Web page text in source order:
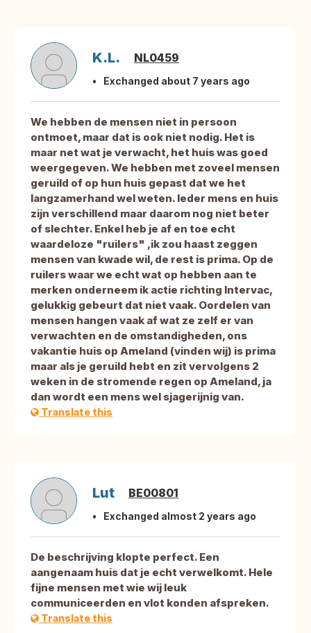
K.L. NL0459
Exchanged about 7 years ago
We hebben de mensen niet in persoon
ontmoet, maar dat is ook niet nodig. Het is
maar net wat je verwacht, het huis was goed
weergegeven. We hebben met zoveel mensen
geruild of op hun huis gepast dat we het
langzamerhand wel weten. Ieder mens en huis
zijn verschillend maar daarom nog niet beter
of slechter. Enkel heb je af en toe echt
waardeloze "ruilers" ,ik zou haast zeggen
mensen van kwade wil, de rest is prima. Op de
ruilers waar we echt wat op hebben aan te
merken onderneem ik actie richting Intervac,
gelukkig gebeurt dat niet vaak. Oordelen van
mensen hangen vaak af wat ze zelf er van
verwachten en de omstandigheden, ons
vakantie huis op Ameland (vinden wij) is prima
maar als je geruild hebt en zit vervolgens 2
weken in de stromende regen op Ameland, ja
dan wordt een mens wel sjagerijnig van.
Translate this
Lut BE00801
Exchanged almost 2 years ago
De beschrijving klopte perfect. Een
aangenaam huis dat je echt verwelkomt. Hele
fijne mensen met wie wij leuk
communiceerden en vlot konden afspreken.
Translate this